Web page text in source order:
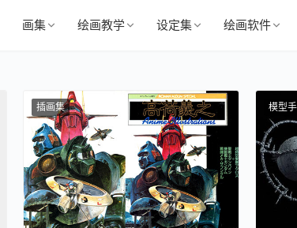
画集 绘画教学 设定集 绘画软件
插画集 模型